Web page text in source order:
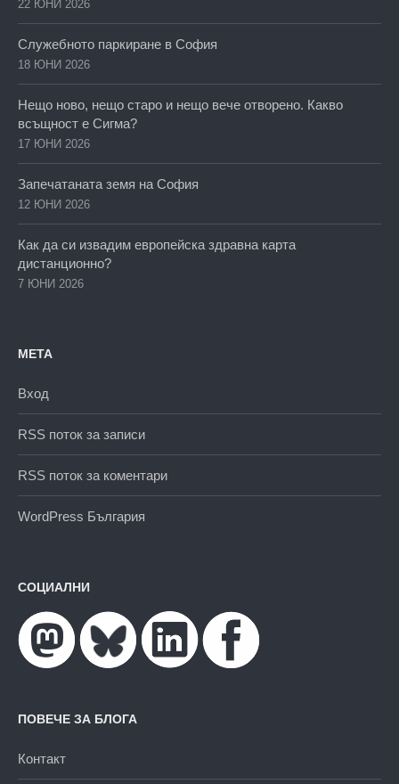
22 ЮНИ 2026
Служебното паркиране в София
18 ЮНИ 2026
Нещо ново, нещо старо и нещо вече отворено. Какво
всъщност е Сигма?
17 ЮНИ 2026
Запечатаната земя на София
12 ЮНИ 2026
Как да си извадим европейска здравна карта
дистанционно?
7 ЮНИ 2026
МЕТА
Вход
RSS поток за записи
RSS поток за коментари
WordPress България
СОЦИАЛНИ
ПОВЕЧЕ ЗА БЛОГА
Контакт